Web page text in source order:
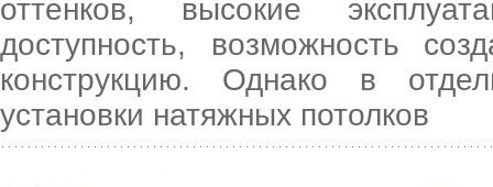
оттенков, высокие
доступность, возможность
конструкцию. Однако в
установки натяжных потолков